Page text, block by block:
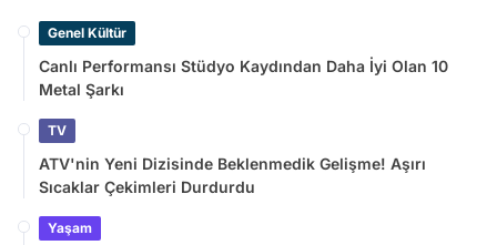
Genel Kültür
Canlı Performansı Stüdyo Kaydından Daha İyi Olan 10
Metal Şarkı
TV
ATV'nin Yeni Dizisinde Beklenmedik Gelişme! Aşırı
Sıcaklar Çekimleri Durdurdu
Yaşam